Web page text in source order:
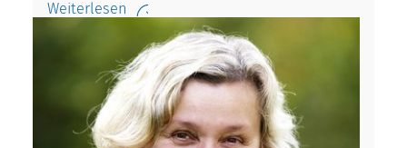
Weiterlesen